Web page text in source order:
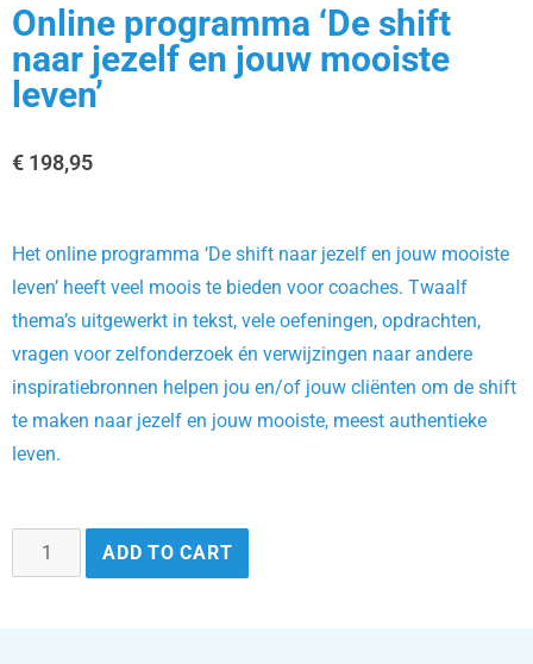
Online programma ‘De shift
naar jezelf en jouw mooiste
leven’
€ 198,95
Het online programma ‘De shift naar jezelf en jouw mooiste
leven’ heeft veel moois te bieden voor coaches. Twaalf
thema’s uitgewerkt in tekst, vele oefeningen, opdrachten,
vragen voor zelfonderzoek én verwijzingen naar andere
inspiratiebronnen helpen jou en/of jouw cliënten om de shift
te maken naar jezelf en jouw mooiste, meest authentieke
leven.
ADD TO CART